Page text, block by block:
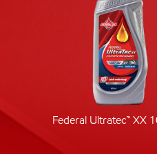
Federal Ultratec™ XX